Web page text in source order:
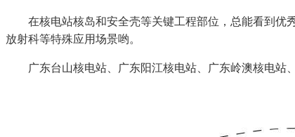
在核电站核岛和安全壳等关键工程部位，总能看到优秀
放射科等特殊应用场景哟。
广东台山核电站、广东阳江核电站、广东岭澳核电站、